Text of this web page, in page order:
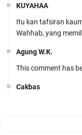
KUYAHAA
Itu kan tafsiran
Wahhab, yang
Agung W.K.
This comment has
Cakbas